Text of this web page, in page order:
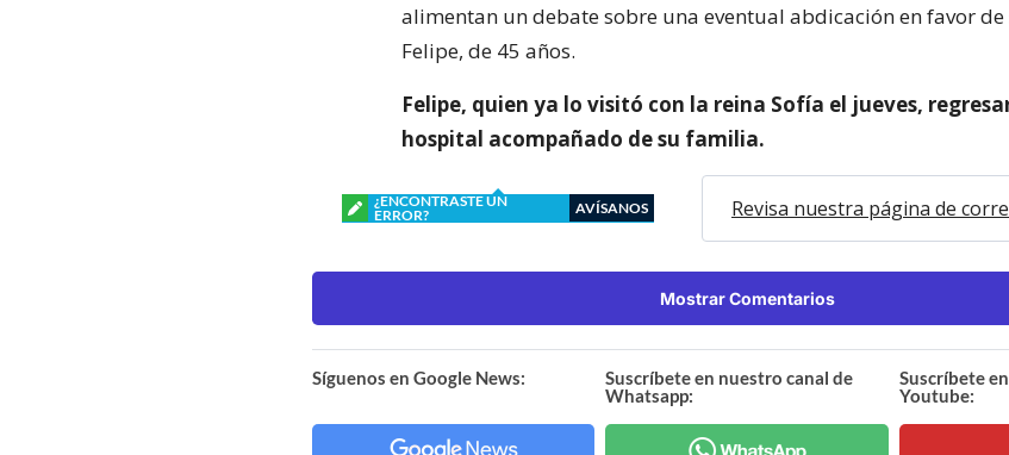
alimentan un debate sobre una eventual abdicación en favor
Felipe, de 45 años.
Felipe, quien ya lo visitó con la reina Sofía el jueves,
hospital acompañado de su familia.
¿ENCONTRASTE UN
ERROR?
AVÍSANOS Revisa nuestra página de
Mostrar Comentarios
Síguenos en Google News:
Suscríbete en nuestro canal de
Whatsapp:
Suscríbete
Youtube: